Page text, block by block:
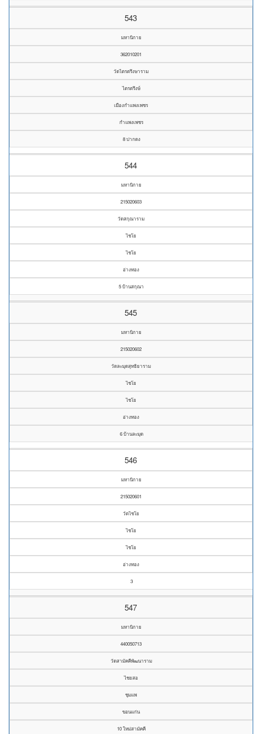
543
มหานิกาย
362010201
วัดไตรตรึงษาราม
ไตรตรึงษ์
เมืองกำแพงเพชร
กำแพงเพชร
8 ปากดง
544
มหานิกาย
215020603
วัดสกุณาราม
ไชโย
ไชโย
อ่างทอง
5 บ้านสกุณา
545
มหานิกาย
215020602
วัดละมุดสุทธิยาราม
ไชโย
ไชโย
อ่างทอง
6 บ้านละมุด
546
มหานิกาย
215020601
วัดไชโย
ไชโย
ไชโย
อ่างทอง
3
547
มหานิกาย
440050713
วัดสามัคคีพัฒนาราม
ไชยสอ
ชุมแพ
ขอนแก่น
10 ใหม่สามัคคี